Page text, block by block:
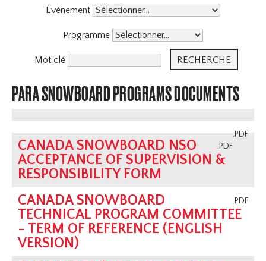
Services aux Membres
Événements & Compétitions
Programmes
X
Archive
Événement
Programme
Mot clé
PARA SNOWBOARD PROGRAMS DOCUMENTS
.PDF
.PDF
CANADA SNOWBOARD NSO
ACCEPTANCE OF SUPERVISION &
RESPONSIBILITY FORM
.PDF
CANADA SNOWBOARD
TECHNICAL PROGRAM COMMITTEE
- TERM OF REFERENCE (ENGLISH
VERSION)